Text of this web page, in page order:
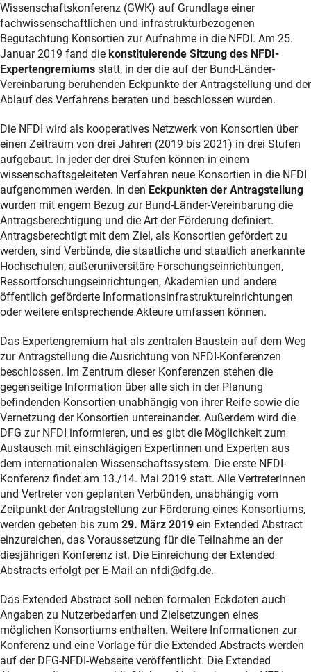
Wissenschaftskonferenz (GWK) auf Grundlage einer
fachwissenschaftlichen und infrastrukturbezogenen
Begutachtung Konsortien zur Aufnahme in die NFDI. Am 25.
Januar 2019 fand die konstituierende Sitzung des NFDI-
Expertengremiums statt, in der die auf der Bund-Länder-
Vereinbarung beruhenden Eckpunkte der Antragstellung und der
Ablauf des Verfahrens beraten und beschlossen wurden.
Die NFDI wird als kooperatives Netzwerk von Konsortien über
einen Zeitraum von drei Jahren (2019 bis 2021) in drei Stufen
aufgebaut. In jeder der drei Stufen können in einem
wissenschaftsgeleiteten Verfahren neue Konsortien in die NFDI
aufgenommen werden. In den Eckpunkten der Antragstellung
wurden mit engem Bezug zur Bund-Länder-Vereinbarung die
Antragsberechtigung und die Art der Förderung definiert.
Antragsberechtigt mit dem Ziel, als Konsortien gefördert zu
werden, sind Verbünde, die staatliche und staatlich anerkannte
Hochschulen, außeruniversitäre Forschungseinrichtungen,
Ressortforschungseinrichtungen, Akademien und andere
öffentlich geförderte Informationsinfrastruktureinrichtungen
oder weitere entsprechende Akteure umfassen können.
Das Expertengremium hat als zentralen Baustein auf dem Weg
zur Antragstellung die Ausrichtung von NFDI-Konferenzen
beschlossen. Im Zentrum dieser Konferenzen stehen die
gegenseitige Information über alle sich in der Planung
befindenden Konsortien unabhängig von ihrer Reife sowie die
Vernetzung der Konsortien untereinander. Außerdem wird die
DFG zur NFDI informieren, und es gibt die Möglichkeit zum
Austausch mit einschlägigen Expertinnen und Experten aus
dem internationalen Wissenschaftssystem. Die erste NFDI-
Konferenz findet am 13./14. Mai 2019 statt. Alle Vertreterinnen
und Vertreter von geplanten Verbünden, unabhängig vom
Zeitpunkt der Antragstellung zur Förderung eines Konsortiums,
werden gebeten bis zum 29. März 2019 ein Extended Abstract
einzureichen, das Voraussetzung für die Teilnahme an der
diesjährigen Konferenz ist. Die Einreichung der Extended
Abstracts erfolgt per E-Mail an nfdi@dfg.de.
Das Extended Abstract soll neben formalen Eckdaten auch
Angaben zu Nutzerbedarfen und Zielsetzungen eines
möglichen Konsortiums enthalten. Weitere Informationen zur
Konferenz und eine Vorlage für die Extended Abstracts werden
auf der DFG-NFDI-Webseite veröffentlicht. Die Extended